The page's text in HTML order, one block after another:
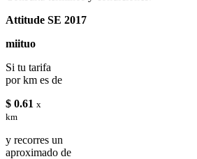
Attitude SE 2017
miituo
Si tu tarifa
por km es de
$ 0.61 x
km
y recorres un
aproximado de